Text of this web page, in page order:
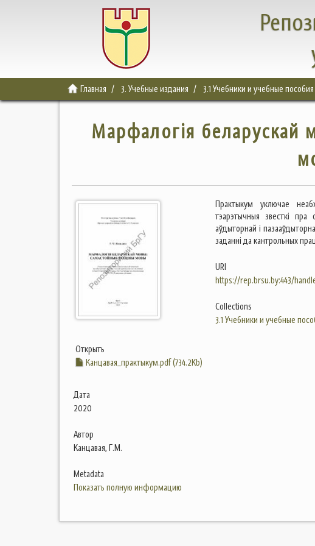
Главная 3. Учебные издания 3.1 Учебники и учебные
Марфалогiя беларускай
Открыть
Канцавая_практыкум.pdf (734.2Kb)
Дата
2020
Автор
Канцавая, Г.М.
Metadata
Показать полную информацию
Практыкум уключае
тэарэтычныя звесткі
аўдыторнай і
заданні да кантрольных
URI
https://rep.brsu.by:443/
Collections
3.1 Учебники и учебные